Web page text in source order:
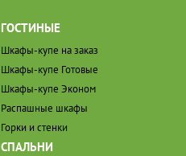
ГОСТИНЫЕ
Шкафы-купе на заказ
Шкафы-купе Готовые
Шкафы-купе Эконом
Распашные шкафы
Горки и стенки
СПАЛЬНИ